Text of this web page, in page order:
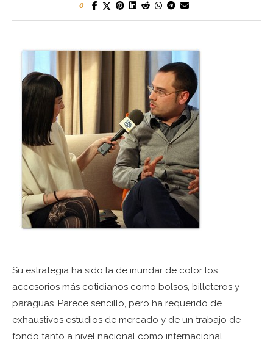
0
Su estrategia ha sido la de inundar de color los
accesorios más cotidianos como bolsos, billeteros y
paraguas. Parece sencillo, pero ha requerido de
exhaustivos estudios de mercado y de un trabajo de
fondo tanto a nivel nacional como internacional